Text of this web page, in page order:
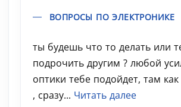
ВОПРОСЫ ПО ЭЛЕКТРОНИКЕ
ты будешь что то делать или
подрочить другим ? любой
оптики тебе подойдет, там
, сразу... Читать далее